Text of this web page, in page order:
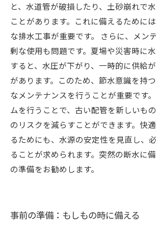
と、水道管が破損したり、土砂崩れで
ことがあります。これに備えるために
な排水工事が重要です。 さらに、メン
剰な使用も問題です。夏場や災害時に
すると、水圧が下がり、一時的に供給
があります。このため、節水意識を持
なメンテナンスを行うことが重要です
ムを行うことで、古い配管を新しいも
のリスクを減らすことができます。快
るためにも、水源の安定性を見直し、
ることが求められます。突然の断水に
の準備をお勧めします。
事前の準備：もしもの時に備える